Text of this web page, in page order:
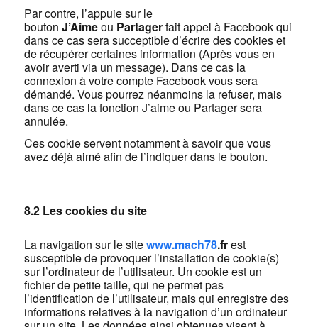
Par contre, l’appuie sur le
boutonJ’Aimeou Partagerfait appel à Facebook qui
dans ce cas sera succeptible d’écrire des cookies et
de récupérer certaines information (Après vous en
avoir averti via un message). Dans ce cas la
connexion à votre compte Facebook vous sera
démandé. Vous pourrez néanmoins la refuser, mais
dans ce cas la fonction J’aime ou Partager sera
annulée.
Ces cookie servent notamment à savoir que vous
avez déjà aimé afin de l’indiquer dans le bouton.
8.2 Les cookies du site
La navigation sur le sitewww.mach78.frest
susceptible de provoquer l’installation de cookie(s)
sur l’ordinateur de l’utilisateur. Un cookie est un
fichier de petite taille, qui ne permet pas
l’identification de l’utilisateur, mais qui enregistre des
informations relatives à la navigation d’un ordinateur